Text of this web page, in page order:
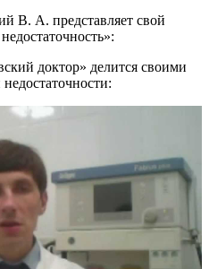
В. А. представляет свой
доктор» делится своими